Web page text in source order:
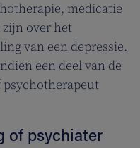
medicatie
over het
van een depressie.
een deel van de
psychotherapeut
of psychiater